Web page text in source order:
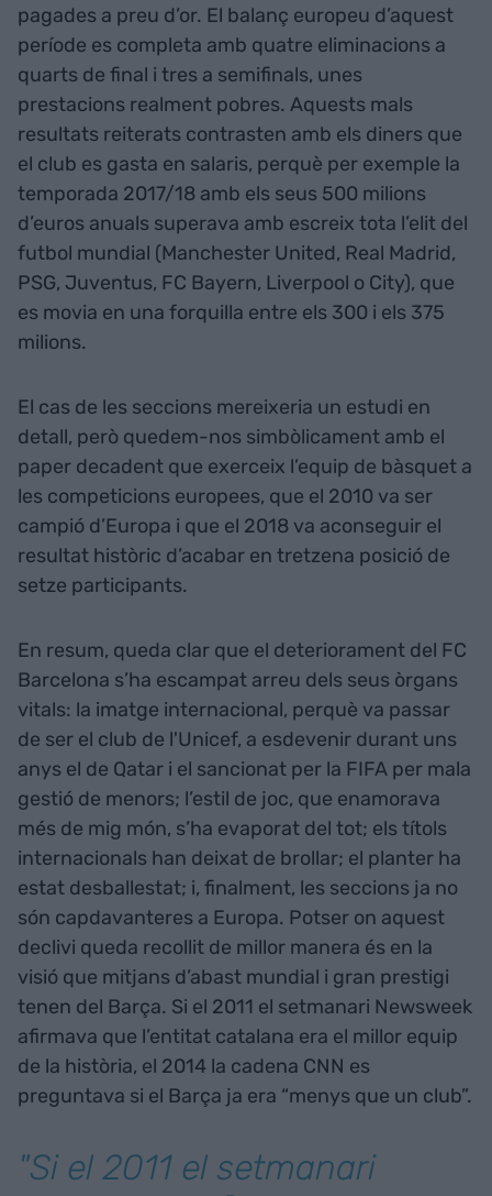
pagades a preu d’or. El balanç europeu d’aquest
període es completa amb quatre eliminacions a
quarts de final i tres a semifinals, unes
prestacions realment pobres. Aquests mals
resultats reiterats contrasten amb els diners que
el club es gasta en salaris, perquè per exemple la
temporada 2017/18 amb els seus 500 milions
d’euros anuals superava amb escreix tota l’elit del
futbol mundial (Manchester United, Real Madrid,
PSG, Juventus, FC Bayern, Liverpool o City), que
es movia en una forquilla entre els 300 i els 375
milions.
El cas de les seccions mereixeria un estudi en
detall, però quedem-nos simbòlicament amb el
paper decadent que exerceix l’equip de bàsquet a
les competicions europees, que el 2010 va ser
campió d’Europa i que el 2018 va aconseguir el
resultat històric d’acabar en tretzena posició de
setze participants.
En resum, queda clar que el deteriorament del FC
Barcelona s’ha escampat arreu dels seus òrgans
vitals: la imatge internacional, perquè va passar
de ser el club de l'Unicef, a esdevenir durant uns
anys el de Qatar i el sancionat per la FIFA per mala
gestió de menors; l’estil de joc, que enamorava
més de mig món, s’ha evaporat del tot; els títols
internacionals han deixat de brollar; el planter ha
estat desballestat; i, finalment, les seccions ja no
són capdavanteres a Europa. Potser on aquest
declivi queda recollit de millor manera és en la
visió que mitjans d’abast mundial i gran prestigi
tenen del Barça. Si el 2011 el setmanari Newsweek
afirmava que l’entitat catalana era el millor equip
de la història, el 2014 la cadena CNN es
preguntava si el Barça ja era “menys que un club”.
"Si el 2011 el setmanari